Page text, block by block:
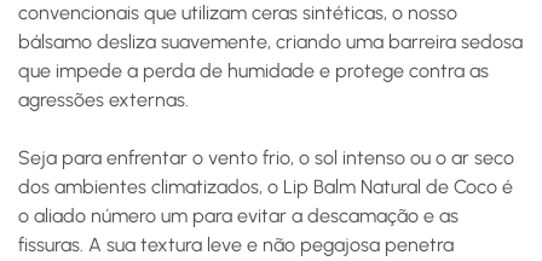
convencionais que utilizam ceras sintéticas, o nosso
bálsamo desliza suavemente, criando uma barreira sedosa
que impede a perda de humidade e protege contra as
agressões externas.
Seja para enfrentar o vento frio, o sol intenso ou o ar seco
dos ambientes climatizados, o Lip Balm Natural de Coco é
o aliado número um para evitar a descamação e as
fissuras. A sua textura leve e não pegajosa penetra